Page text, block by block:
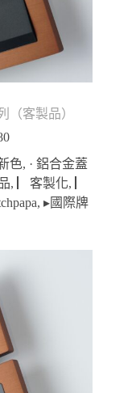
（客製品）
價
格
範
圍：
NT$1,500
NT$4,580
色, · 鋁合金蓋
, ▏客製化,
, ▸國際牌